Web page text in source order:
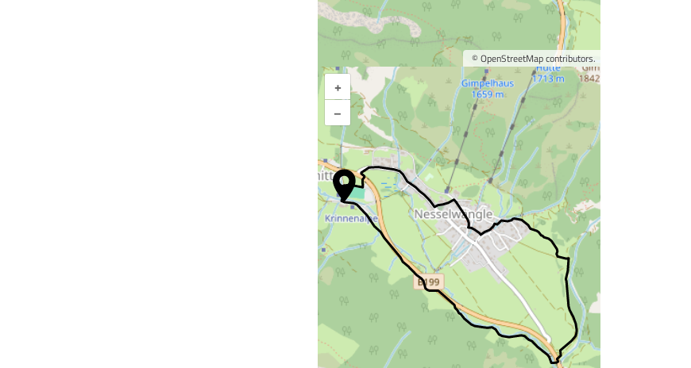
© OpenStreetMapcontributors.
+
–
Karte vergrößern